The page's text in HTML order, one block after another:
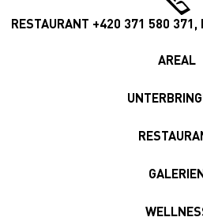
RESTAURANT +420 371 580
AREAL